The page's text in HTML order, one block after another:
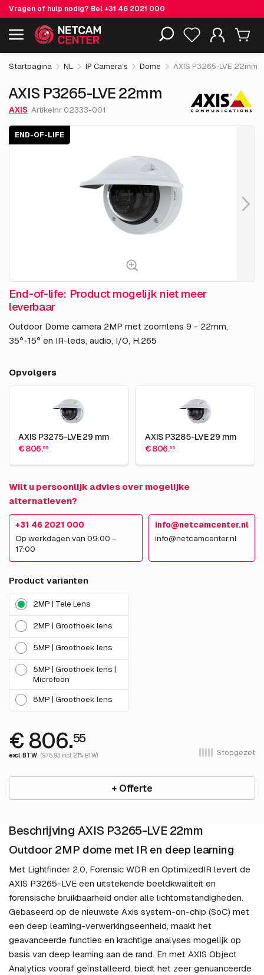
Vragen of hulp nodig? Bel+31 46 2021 000
Inclusief EOL-producten
AXIS P3265-LVE 22mm End-of-life € 806. 55
excl. BTW
Startpagina NL IP Camera's Dome AXIS P3265-LVE 22mm
AXIS P3265-LVE 22mm
AXIS Artikelnr 02333-001
END-OF-LIFE
End-of-life: Product mogelijk niet meer
leverbaar
Outdoor Dome camera 2MP met zoomlens 9 - 22mm,
35°-15° en IR-leds, audio, I/O, H.265
Opvolgers
AXIS P3275-LVE 29 mm
€ 806.55
AXIS P3285-LVE 29 mm
€ 806.55
Wilt u persoonlijk advies over mogelijke
alternatieven?
+31 46 2021 000
Op werkdagen van 09:00 –
17:00
info@netcamcenter.nl
info@netcamcenter.nl
Product varianten
2MP | Tele Lens
2MP | Groothoek lens
5MP | Groothoek lens
5MP | Groothoek lens |
Microfoon
8MP | Groothoek lens
€ 806.55
excl. BTW (975.93 incl. 21% BTW) Stopgezet
+ Offerte
Beschrijving AXIS P3265-LVE 22mm
Outdoor 2MP dome met IR en deep learning
Met Lightfinder 2.0, Forensic WDR en OptimizedIR levert de
AXIS P3265-LVE een uitstekende beeldkwaliteit en
forensische bruikbaarheid onder alle lichtomstandigheden.
Gebaseerd op de nieuwste Axis system-on-chip (SoC) met
een deep learning-verwerkingseenheid, maakt het
geavanceerde functies en krachtige analyses mogelijk op
basis van deep learning aan de rand. En met AXIS Object
Analytics vooraf geïnstalleerd, biedt het zeer genuanceerde